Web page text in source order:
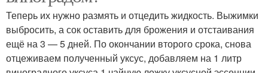
Теперь их нужно размять и отцедить жидкость. Выжимки
выбросить, а сок оставить для брожения и отстаивания
ещё на 3 — 5 дней. По окончании второго срока, снова
отцеживаем полученный уксус, добавляем на 1 литр